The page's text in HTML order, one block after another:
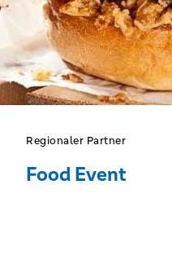
Regionaler Partner
Food Event